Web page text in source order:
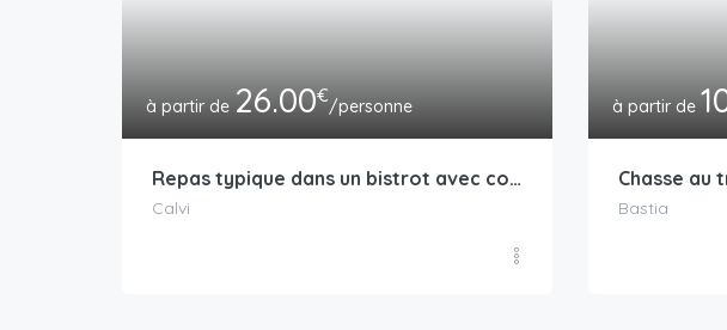
26.00€/personne
Repas typique dans un bistrot avec concerts
Calvi Bastia